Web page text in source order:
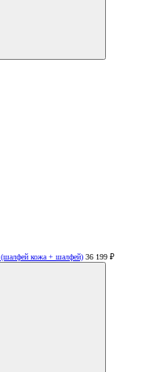
кожа + шалфей) 36 199 ₽